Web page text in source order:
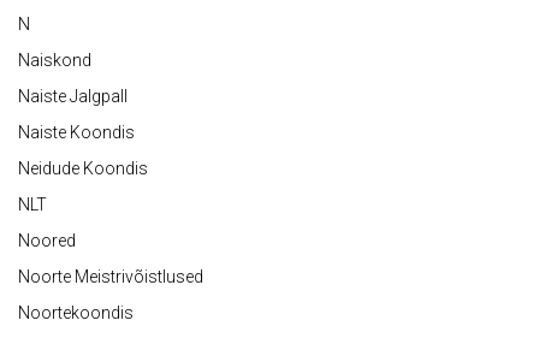
N
Naiskond
Naiste Jalgpall
Naiste Koondis
Neidude Koondis
NLT
Noored
Noorte Meistrivõistlused
Noortekoondis